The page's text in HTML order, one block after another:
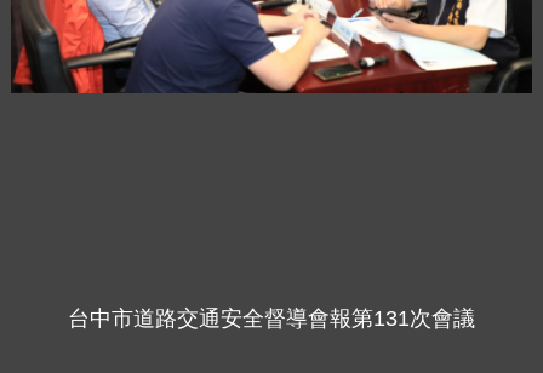
台中市道路交通安全督導會報第131次會議